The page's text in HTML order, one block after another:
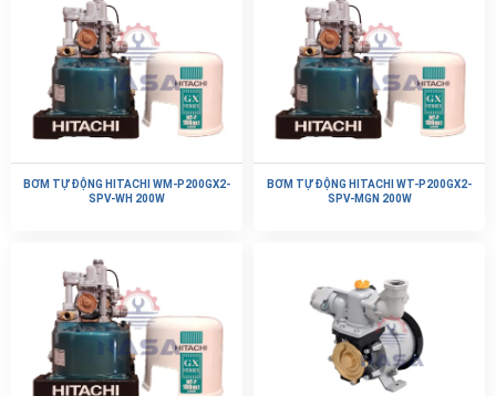
BƠM TỰ ĐỘNG HITACHI WM-P200GX2-
SPV-WH 200W
BƠM TỰ ĐỘNG HITACHI WT-P200GX2-
SPV-MGN 200W